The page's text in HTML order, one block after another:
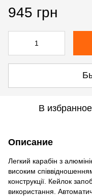
945 грн
В избранное
Описание
Легкий карабін з
високим
конструкції. Кейлок
використання.